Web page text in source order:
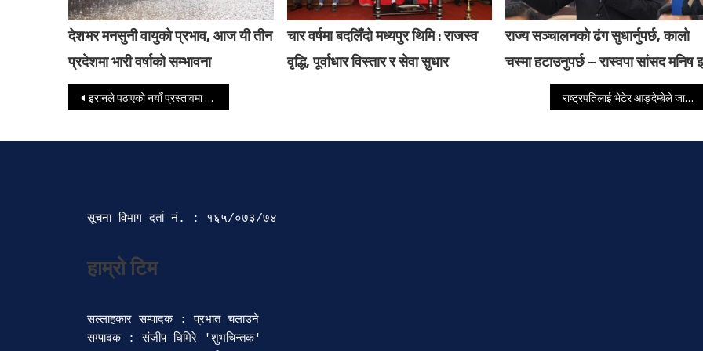
देशभर मनसुनी वायुको प्रभाव, आज यी तीन
प्रदेशमा भारी वर्षाको सम्भावना
चार वर्षमा बदलिँदो मध्यपुर थिमि : राजस्व
वृद्धि, पूर्वाधार विस्तार र सेवा सुधार
राज्य सञ्चालनको ढंग सुधार्नुपर्छ, कालो
चस्मा हटाउनुपर्छ – रास्वपा सांसद मनिष
Post navigation
इरानले पठाएको नयाँ प्रस्तावमा ट्रम्पले भने- स्वीकारयोग्य छैन राष्ट्रपतिलाई भेटेर आङ्देम्बेले जानकारी गराए अध्यादेशबारे विपक्षी दलको धारणा
सूचना विभाग दर्ता‍ नं. : १६५/०७३/७४
हाम्रो टिम
सल्लाहकार सम्पादक : प्रभात चलाउने
सम्पादक : संजीप घिमिरे 'शुभचिन्तक'